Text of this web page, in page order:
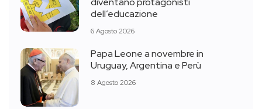
dell’educazione
6 Agosto 2026
Papa Leone a novembre in
Uruguay, Argentina e Perù
8 Agosto 2026